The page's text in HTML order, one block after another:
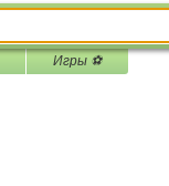
Игры ⚽